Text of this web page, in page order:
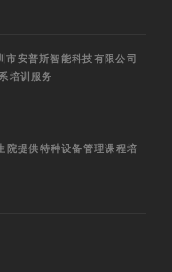
市安普斯智能科技有限公司
培训服务
院提供特种设备管理课程培